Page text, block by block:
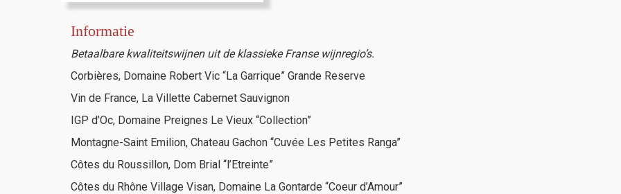
Informatie
Betaalbare kwaliteitswijnen uit de klassieke Franse wijnregio’s.
Corbières, Domaine Robert Vic “La Garrique” Grande Reserve
Vin de France, La Villette Cabernet Sauvignon
IGP d’Oc, Domaine Preignes Le Vieux “Collection”
Montagne-Saint Emilion, Chateau Gachon “Cuvée Les Petites Ranga”
Côtes du Roussillon, Dom Brial “l’Etreinte”
Côtes du Rhône Village Visan, Domaine La Gontarde “Coeur d’Amour”